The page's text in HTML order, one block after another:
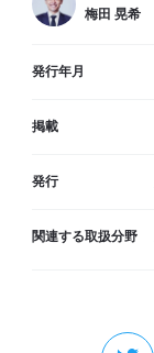
梅田 晃希
発行年月
掲載
発行
関連する取扱分野